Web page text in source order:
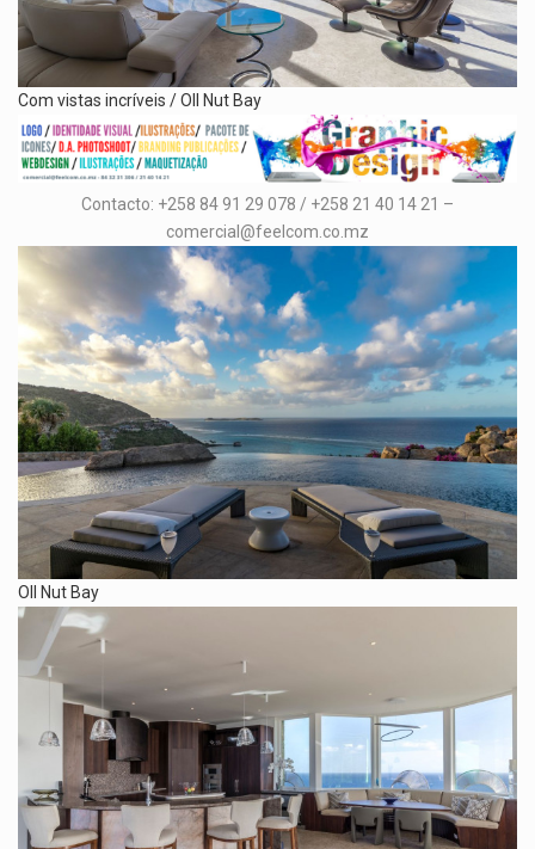
Com vistas incríveis / OIl Nut Bay
Contacto: +258 84 91 29 078 / +258 21 40 14 21 –
comercial@feelcom.co.mz
OIl Nut Bay